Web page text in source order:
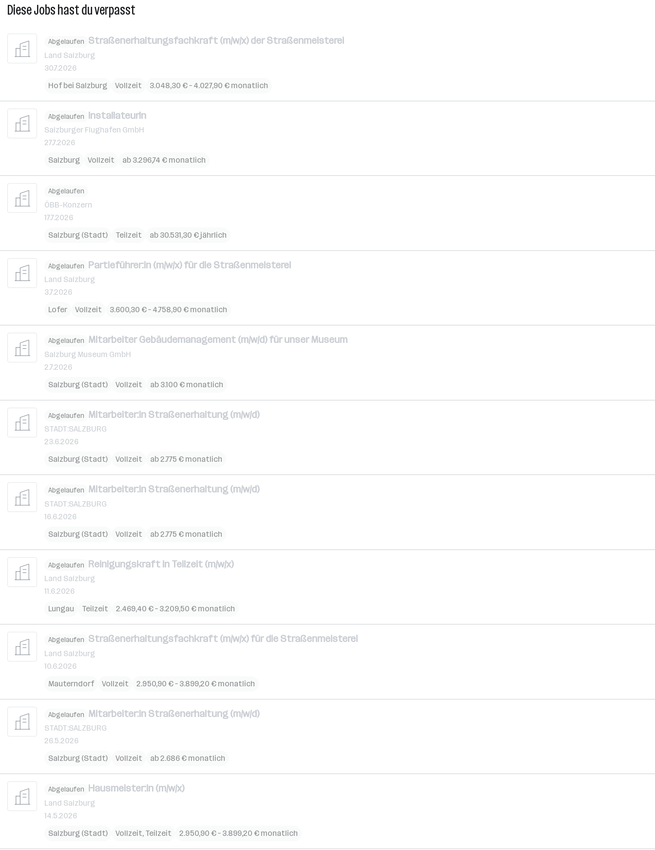
Diese Jobs hast du verpasst
Abgelaufen Straßenerhaltungsfachkraft (m/w/x) der Straßenmeisterei
Land Salzburg
30.7.2026
Hof bei Salzburg
Vollzeit 3.048,30 € – 4.027,90 € monatlich
Abgelaufen InstallateurIn
Salzburger Flughafen GmbH
27.7.2026
Salzburg
Vollzeit ab 3.296,74 € monatlich
Abgelaufen
ÖBB-Konzern
17.7.2026
Salzburg (Stadt)
Teilzeit ab 30.531,30 € jährlich
Abgelaufen Partieführer:in (m/w/x) für die Straßenmeisterei
Land Salzburg
3.7.2026
Lofer
Vollzeit 3.600,30 € – 4.758,90 € monatlich
Abgelaufen Mitarbeiter Gebäudemanagement (m/w/d) für unser Museum
Salzburg Museum GmbH
2.7.2026
Salzburg (Stadt)
Vollzeit ab 3.100 € monatlich
Abgelaufen Mitarbeiter:in Straßenerhaltung (m/w/d)
STADT:SALZBURG
23.6.2026
Salzburg (Stadt)
Vollzeit ab 2.775 € monatlich
Abgelaufen Mitarbeiter:in Straßenerhaltung (m/w/d)
STADT:SALZBURG
16.6.2026
Salzburg (Stadt)
Vollzeit ab 2.775 € monatlich
Abgelaufen Reinigungskraft in Teilzeit (m/w/x)
Land Salzburg
11.6.2026
Lungau
Teilzeit 2.469,40 € – 3.209,50 € monatlich
Abgelaufen Straßenerhaltungsfachkraft (m/w/x) für die Straßenmeisterei
Land Salzburg
10.6.2026
Mauterndorf
Vollzeit 2.950,90 € – 3.899,20 € monatlich
Abgelaufen Mitarbeiter:in Straßenerhaltung (m/w/d)
STADT:SALZBURG
26.5.2026
Salzburg (Stadt)
Vollzeit ab 2.686 € monatlich
Abgelaufen Hausmeister:in (m/w/x)
Land Salzburg
14.5.2026
Salzburg (Stadt)
Vollzeit, Teilzeit 2.950,90 € – 3.899,20 € monatlich